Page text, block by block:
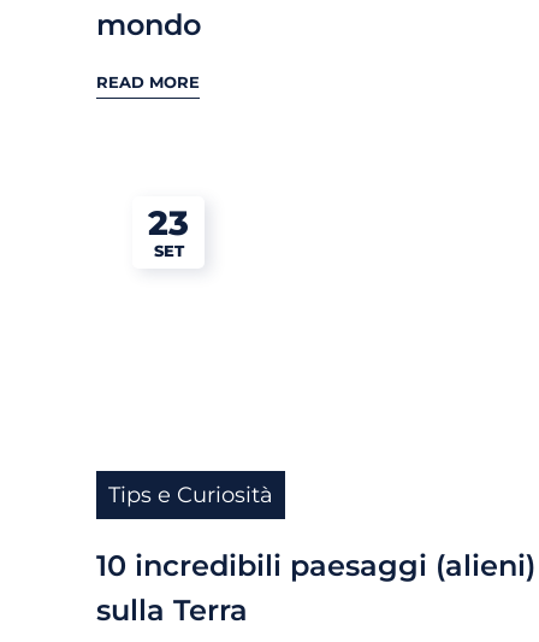
mondo
READ MORE
23
SET
Tips e Curiosità
10 incredibili paesaggi (alieni)
sulla Terra